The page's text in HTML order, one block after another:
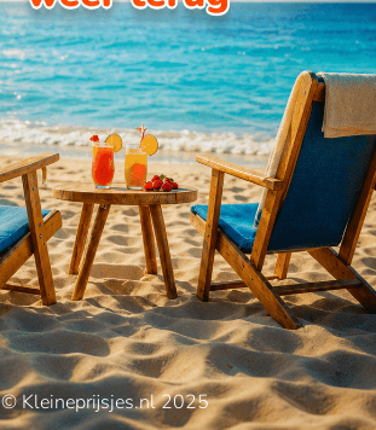
© Kleineprijsjes.nl 2025